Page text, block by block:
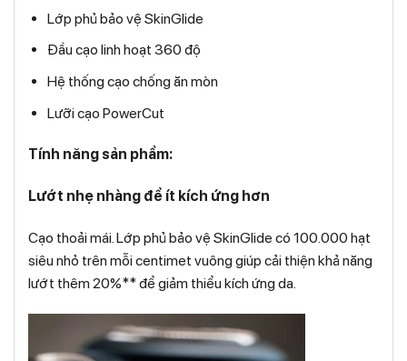
Lớp phủ bảo vệ SkinGlide
Đầu cạo linh hoạt 360 độ
Hệ thống cạo chống ăn mòn
Lưỡi cạo PowerCut
Tính năng sản phẩm:
Lướt nhẹ nhàng để ít kích ứng hơn
Cạo thoải mái. Lớp phủ bảo vệ SkinGlide có 100.000 hạt
siêu nhỏ trên mỗi centimet vuông giúp cải thiện khả năng
lướt thêm 20%** để giảm thiểu kích ứng da.